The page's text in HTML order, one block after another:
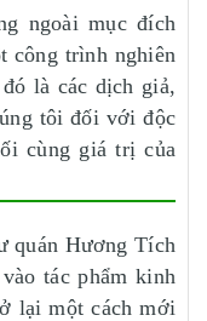
ngoài mục đích
công trình nghiên
là các dịch giả,
tôi đối với độc
cùng giá trị của
quán Hương Tích
tác phẩm kinh
lại một cách mới